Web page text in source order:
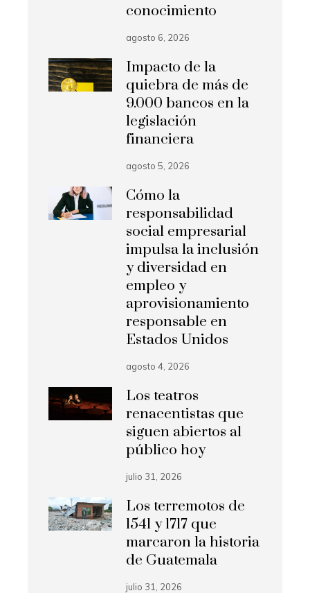
conocimiento
agosto 6, 2026
Impacto de la
quiebra de más de
9.000 bancos en la
legislación
financiera
agosto 5, 2026
Cómo la
responsabilidad
social empresarial
impulsa la inclusión
y diversidad en
empleo y
aprovisionamiento
responsable en
Estados Unidos
agosto 4, 2026
Los teatros
renacentistas que
siguen abiertos al
público hoy
julio 31, 2026
Los terremotos de
1541 y 1717 que
marcaron la historia
de Guatemala
julio 31, 2026